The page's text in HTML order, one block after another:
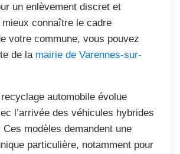
un enlèvement discret et
connaître le cadre
votre commune, vous pouvez
de la mairie de Varennes-sur-
automobile évolue
l’arrivée des véhicules hybrides
modèles demandent une
particulière, notamment pour